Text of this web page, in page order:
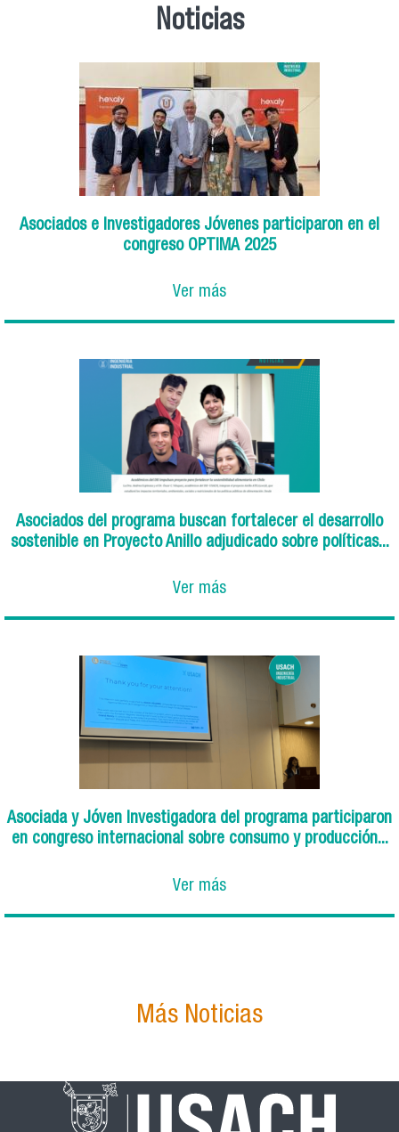
Noticias
Asociados e Investigadores Jóvenes participaron en el
congreso OPTIMA 2025
Ver más
Asociados del programa buscan fortalecer el desarrollo
sostenible en Proyecto Anillo adjudicado sobre políticas...
Ver más
Asociada y Jóven Investigadora del programa participaron
en congreso internacional sobre consumo y producción...
Ver más
Más Noticias